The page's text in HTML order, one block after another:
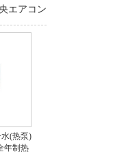
エアコン
(热泵)
年制热